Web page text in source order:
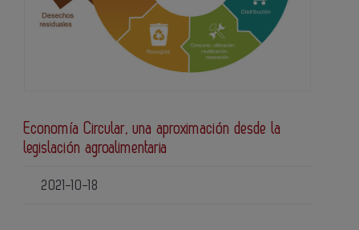
Economía Circular, una aproximación desde la
legislación agroalimentaria
2021-10-18